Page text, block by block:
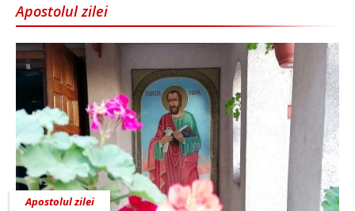
Apostolul zilei
Apostolul zilei